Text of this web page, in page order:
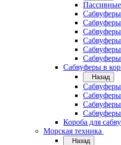
Сабвуферы в
Назад
Короба для
Морская техника
Назад